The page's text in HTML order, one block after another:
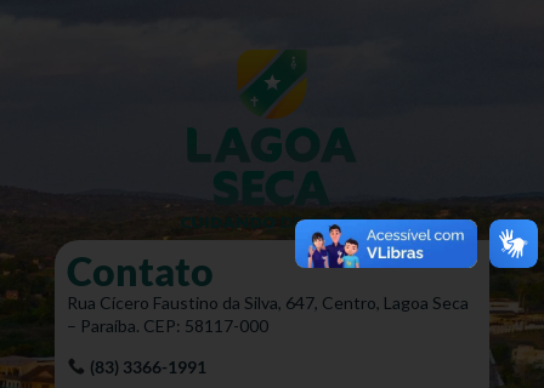
Contato
Rua Cícero Faustino da Silva, 647, Centro, Lagoa Seca
– Paraíba. CEP: 58117-000
(83) 3366-1991